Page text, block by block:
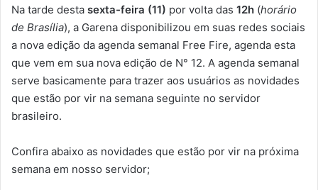
Na tarde desta sexta-feira (11) por volta das 12h (horário
de Brasília), a Garena disponibilizou em suas redes sociais
a nova edição da agenda semanal Free Fire, agenda esta
que vem em sua nova edição de N° 12. A agenda semanal
serve basicamente para trazer aos usuários as novidades
que estão por vir na semana seguinte no servidor
brasileiro.
Confira abaixo as novidades que estão por vir na próxima
semana em nosso servidor;